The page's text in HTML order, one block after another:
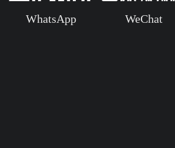
WhatsApp WeChat